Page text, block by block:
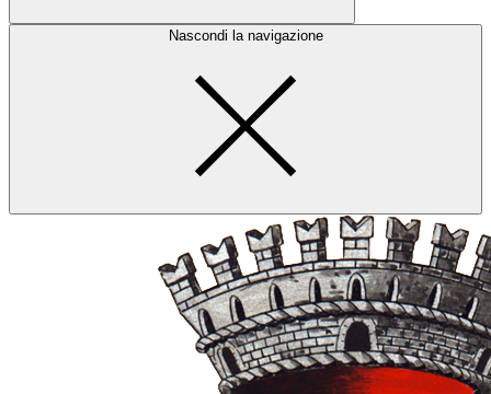
Nascondi la navigazione